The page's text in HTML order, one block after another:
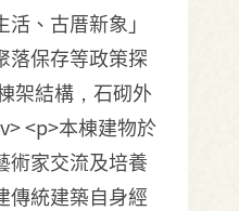
、古厝新象」
落保存等政策探
架結構，石砌外
<p>本棟建物於
術家交流及培養
傳統建築自身經